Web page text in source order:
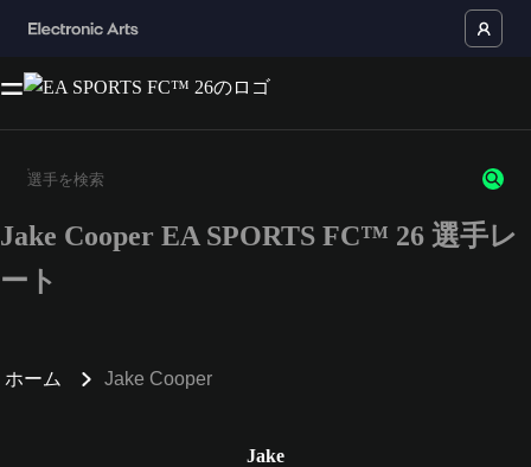
3文字以上の文字または数字を入力してください。
Jake Cooper EA SPORTS FC™ 26 選手レ
ート
ホーム Jake Cooper
Jake